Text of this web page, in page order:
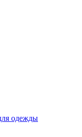
одежды